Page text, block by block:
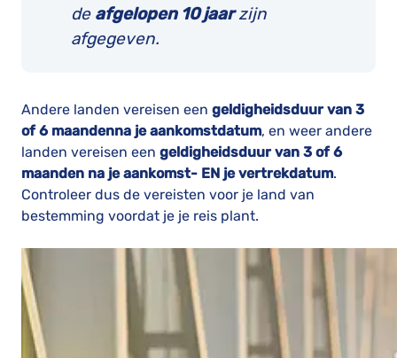
de afgelopen 10 jaarzijn
afgegeven.
Andere landen vereisen een geldigheidsduur van 3
of 6 maandenna je aankomstdatum, en weer andere
landen vereisen een geldigheidsduur van 3 of 6
maanden na je aankomst- EN je vertrekdatum.
Controleer dus de vereisten voor je land van
bestemming voordat je je reis plant.